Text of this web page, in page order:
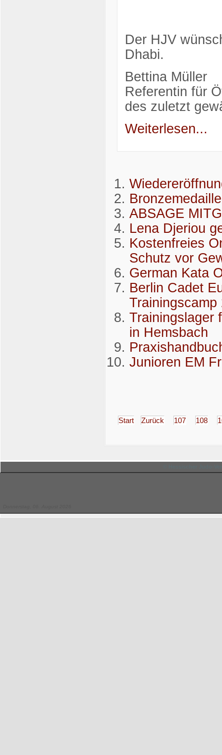
Der HJV
Dhabi.
Bettina Müller
Referentin für
des zuletzt
Weiterlesen...
ABSAGE
Lena Djeriou
Kostenfreies
Schutz vor
German Kata
Berlin Cadet
Trainingscamp
Trainingslager
in Hemsbach
Junioren EM
Start Zurück 107 108